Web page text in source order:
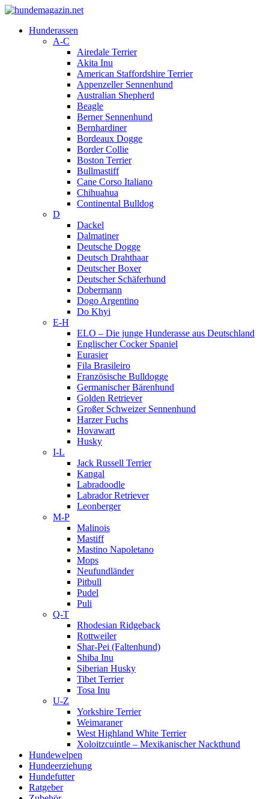
Hunderassen
A-C
Airedale Terrier
Akita Inu
American Staffordshire Terrier
Appenzeller Sennenhund
Australian Shepherd
Beagle
Berner Sennenhund
Bernhardiner
Bordeaux Dogge
Border Collie
Boston Terrier
Bullmastiff
Cane Corso Italiano
Chihuahua
Continental Bulldog
D
Dackel
Dalmatiner
Deutsche Dogge
Deutsch Drahthaar
Deutscher Boxer
Deutscher Schäferhund
Dobermann
Dogo Argentino
Do Khyi
E-H
ELO – Die junge Hunderasse aus Deutschland
Englischer Cocker Spaniel
Eurasier
Fila Brasileiro
Französische Bulldogge
Germanischer Bärenhund
Golden Retriever
Großer Schweizer Sennenhund
Harzer Fuchs
Hovawart
Husky
I-L
Jack Russell Terrier
Kangal
Labradoodle
Labrador Retriever
Leonberger
M-P
Malinois
Mastiff
Mastino Napoletano
Mops
Neufundländer
Pitbull
Pudel
Puli
Q-T
Rhodesian Ridgeback
Rottweiler
Shar-Pei (Faltenhund)
Shiba Inu
Siberian Husky
Tibet Terrier
Tosa Inu
U-Z
Yorkshire Terrier
Weimaraner
West Highland White Terrier
Xoloitzcuintle – Mexikanischer Nackthund
Hundewelpen
Hundeerziehung
Hundefutter
Ratgeber